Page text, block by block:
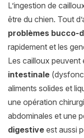
L’ingestion de
être du chien. Tout
problèmes bucco-
rapidement et les
Les cailloux peuvent
intestinale
aliments solides et
une opération
abdominales et une
digestive est aussi